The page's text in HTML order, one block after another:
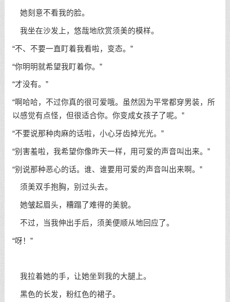
她刻意不看我的脸。
我坐在沙发上，悠哉地欣赏须美的模样。
“不、不要一直盯着我看啦，变态。”
“你明明就希望我盯着你。”
“才没有。”
“啊哈哈，不过你真的很可爱哦。虽然因为平常都穿男装，所
以感觉有点怪，但很适合你。你变成女孩子了呢。”
“不要说那种肉麻的话啦，小心牙齿掉光光。”
“别害羞啦，我希望你像昨天一样，用可爱的声音叫出来。”
“别说那种恶心的话。谁、谁要用可爱的声音叫出来啊。”
须美双手抱胸，别过头去。
她皱起眉头，糟蹋了难得的美貌。
不过，当我伸出手后，须美便顺从地回应了。
“呀！”
我拉着她的手，让她坐到我的大腿上。
黑色的长发，粉红色的裙子。